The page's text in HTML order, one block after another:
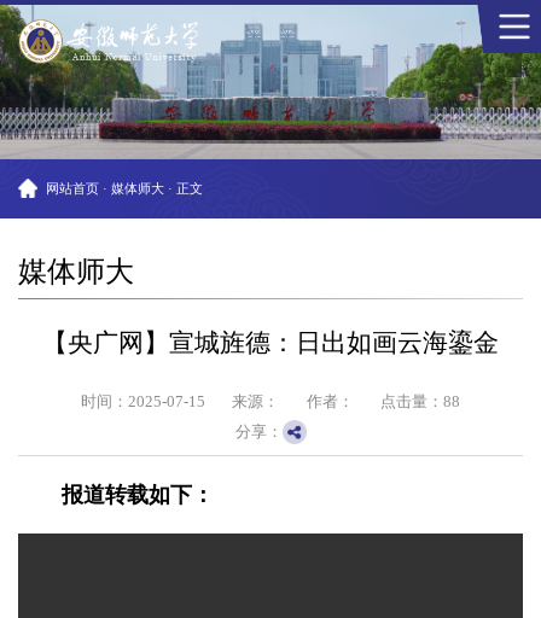
网站首页 · 媒体师大 · 正文
媒体师大
【央广网】宣城旌德：日出如画云海鎏金
时间：2025-07-15 来源： 作者： 点击量：88
分享：
报道转载如下：